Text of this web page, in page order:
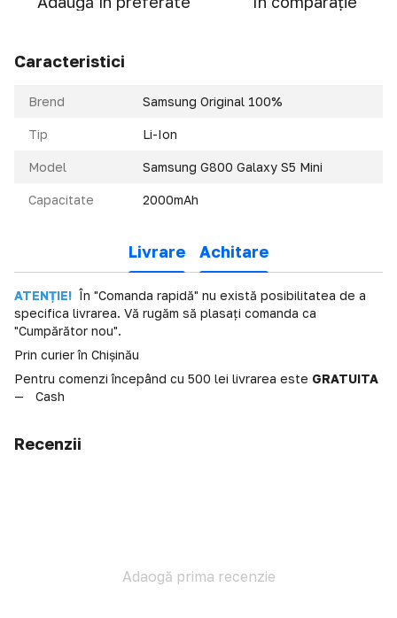
Caracteristici
Brend Samsung Original 100%
Tip Li-Ion
Model Samsung G800 Galaxy S5 Mini
Capacitate 2000mAh
Livrare Achitare
ATENȚIE! În "Comanda rapidă" nu există posibilitatea de a
specifica livrarea. Vă rugăm să plasați comanda ca
"Cumpărător nou".
Prin curier în Chișinău
Pentru comenzi începând cu 500 lei livrarea este GRATUITA
Cash
Recenzii
Adaogă prima recenzie